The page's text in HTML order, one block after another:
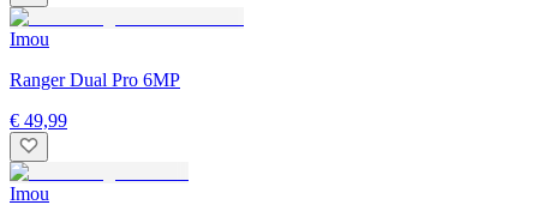
Imou
Ranger Dual Pro 6MP
€ 49,99
Imou